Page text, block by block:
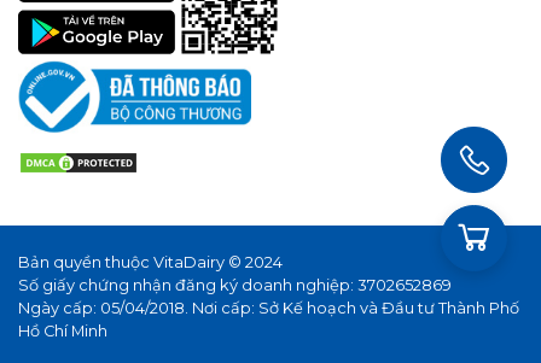
Bản quyền thuộc VitaDairy © 2024
Số giấy chứng nhận đăng ký doanh nghiệp: 3702652869
Ngày cấp: 05/04/2018. Nơi cấp: Sở Kế hoạch và Đầu tư Thành Phố
Hồ Chí Minh